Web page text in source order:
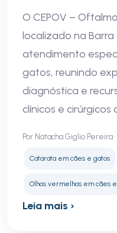
O CEPOV –
localizado na
atendimento
gatos, reunindo
diagnóstica e
clínicos e
Por Natacha Giglio Pereira •
Catarata em cães e gatos
Olhos vermelhos em cães
Leia mais ›